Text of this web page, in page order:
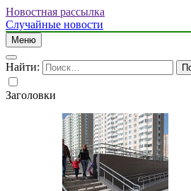
Новостная рассылка
Случайные новости
Меню
Найти:
Заголовки